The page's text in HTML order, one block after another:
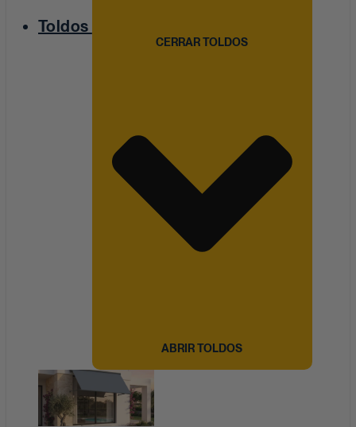
Toldos
CERRAR TOLDOS
ABRIR TOLDOS